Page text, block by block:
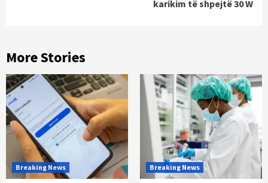
karikim të shpejtë 30 W
More Stories
Breaking News Breaking News